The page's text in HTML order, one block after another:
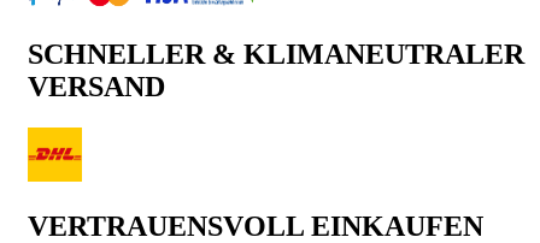
SCHNELLER & KLIMANEUTRALER
VERSAND
VERTRAUENSVOLL EINKAUFEN